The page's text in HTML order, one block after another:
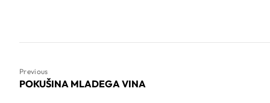
Previous
POKUŠINA MLADEGA VINA